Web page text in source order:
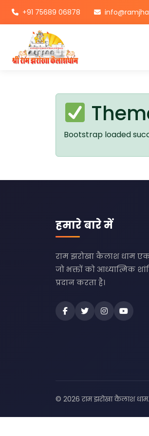
+91 75689 06878
Bootstrap loaded
हमारे बारे में
राम झरोखा कैलाश धाम एक
जो भक्तों को आध्यात्मिक
प्रदान करता है।
© 2026 राम झरोखा कैलाश